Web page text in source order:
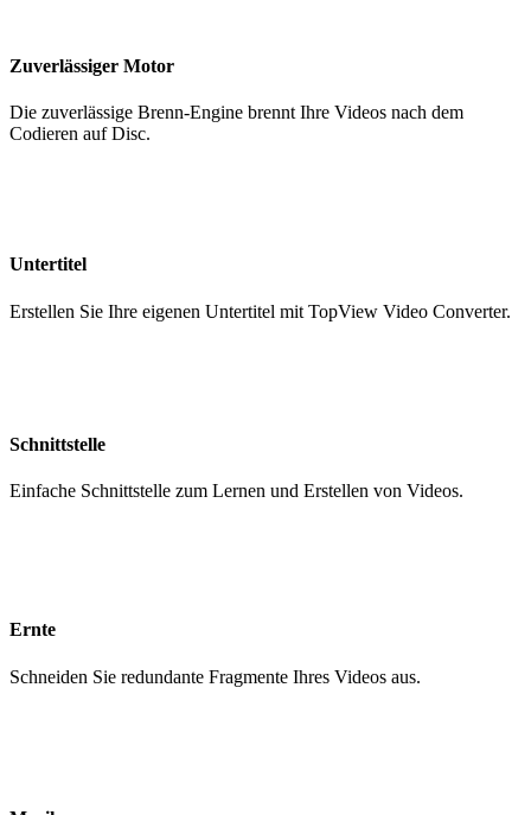
Zuverlässiger Motor
Die zuverlässige Brenn-Engine brennt Ihre Videos nach dem
Codieren auf Disc.
Untertitel
Erstellen Sie Ihre eigenen Untertitel mit TopView Video Converter.
Schnittstelle
Einfache Schnittstelle zum Lernen und Erstellen von Videos.
Ernte
Schneiden Sie redundante Fragmente Ihres Videos aus.